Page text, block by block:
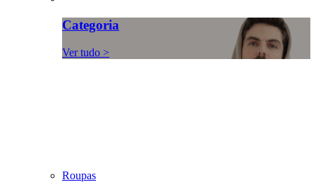
Categoria
Ver tudo >
Roupas